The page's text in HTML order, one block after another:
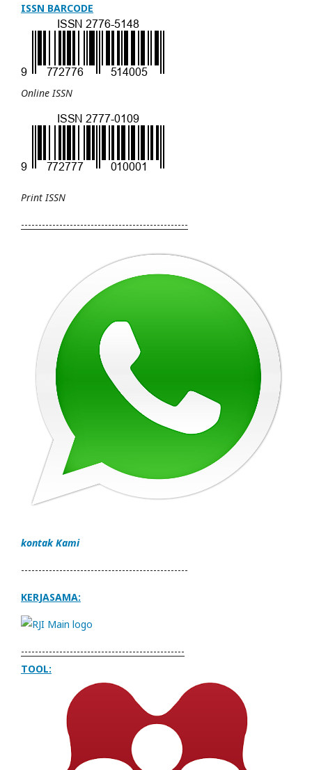
ISSN BARCODE
Online ISSN
PrintISSN
------------------------------------------------
kontak Kami
------------------------------------------------
KERJASAMA:
-----------------------------------------------
TOOL: